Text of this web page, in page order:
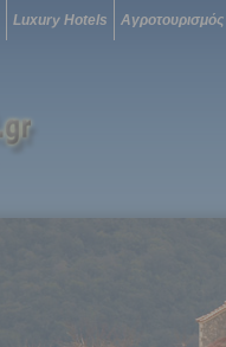
Luxury Hotels Αγροτουρισμός